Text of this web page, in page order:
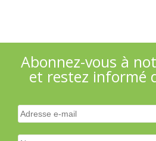
Abonnez-vous à
et restez informé